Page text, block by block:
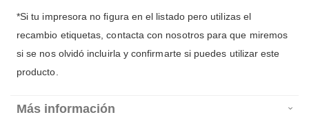
*Si tu impresora no figura en el listado pero utilizas el
recambio etiquetas, contacta con nosotros para que miremos
si se nos olvidó incluirla y confirmarte si puedes utilizar este
producto.
Más información